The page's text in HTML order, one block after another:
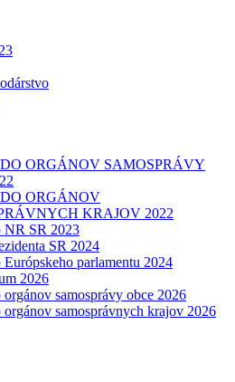
ORGÁNOV SAMOSPRÁVY
ORGÁNOV
KRAJOV 2022
SR 2023
SR 2024
parlamentu 2024
2026
samosprávy obce 2026
samosprávnych krajov 2026